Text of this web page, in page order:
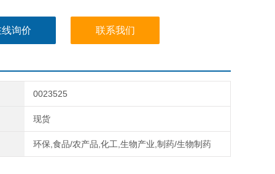
询价 联系我们
0023525
现货
环保,食品/农产品,化工,生物产业,制药/生物制药